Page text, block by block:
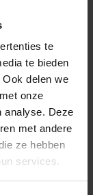
te
te bieden
delen we
onze
analyse. Deze
met andere
ze hebben
services.